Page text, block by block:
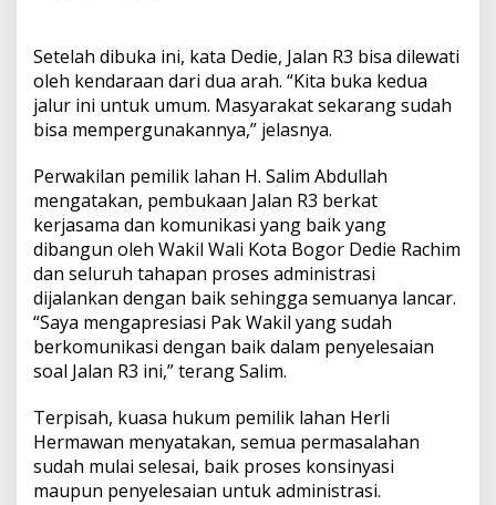
Setelah dibuka ini, kata Dedie, Jalan R3 bisa dilewati
oleh kendaraan dari dua arah. “Kita buka kedua
jalur ini untuk umum. Masyarakat sekarang sudah
bisa mempergunakannya,” jelasnya.
Perwakilan pemilik lahan H. Salim Abdullah
mengatakan, pembukaan Jalan R3 berkat
kerjasama dan komunikasi yang baik yang
dibangun oleh Wakil Wali Kota Bogor Dedie Rachim
dan seluruh tahapan proses administrasi
dijalankan dengan baik sehingga semuanya lancar.
“Saya mengapresiasi Pak Wakil yang sudah
berkomunikasi dengan baik dalam penyelesaian
soal Jalan R3 ini,” terang Salim.
Terpisah, kuasa hukum pemilik lahan Herli
Hermawan menyatakan, semua permasalahan
sudah mulai selesai, baik proses konsinyasi
maupun penyelesaian untuk administrasi.